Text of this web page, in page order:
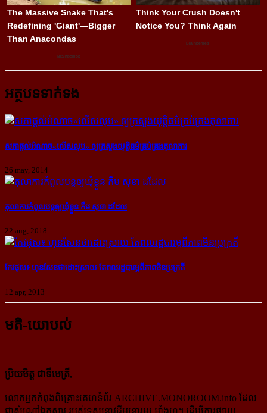
អត្ថបទទាក់ទង
សភា​ផ្តល់​អំណាច​«លើស​លុប» ឲ្យ​ក្រសួង​យុត្តិធម៌គ្រប់​គ្រង​​តុលាការ
26 may, 2014
តុលាការ​កំពូល​បន្ត​ឲ្យ​ឃុំ​ខ្លួន កឹម សុខា ដដែល
22 aug, 2018
កែវផុស៖ ហុនសែន​​ថា​​ដោះ​​ស្រាយ តែ​​ពលរដ្ឋ​​បារម្ភ​​ពី​​ភាព​​មិន​​ប្រក្រតី
12 apr, 2013
មតិ-យោបល់
ប្រិយមិត្ត ជាទីមេត្រី,
លោកអ្នកកំពុងពិគ្រោះគេហទំព័រ ARCHIVE.MONOROOM.info ដែល